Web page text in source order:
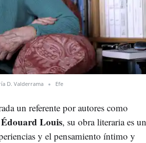
D. Valderrama Efe
un referente por autores como
Édouard Louis, su obra literaria es un
y el pensamiento íntimo y